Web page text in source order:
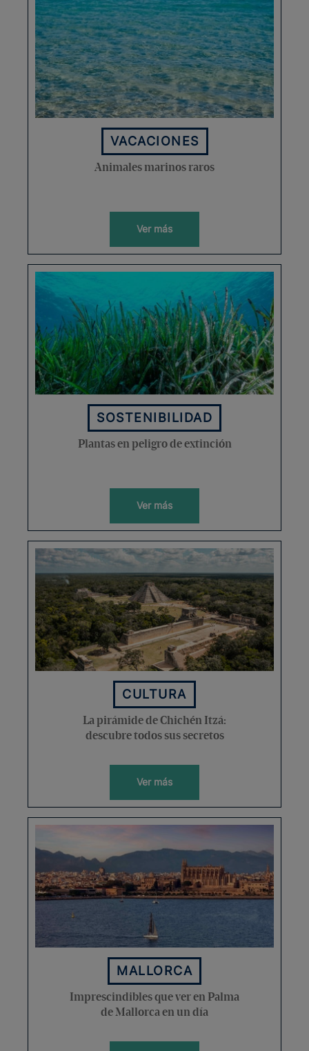
VACACIONES
Animales marinos raros
Ver más
SOSTENIBILIDAD
Plantas en peligro de extinción
Ver más
CULTURA
La pirámide de Chichén Itzá:
descubre todos sus secretos
Ver más
MALLORCA
Imprescindibles que ver en Palma
de Mallorca en un día